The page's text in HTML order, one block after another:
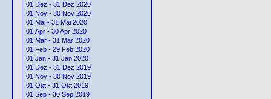
01.Dez - 31 Dez 2020
01.Nov - 30 Nov 2020
01.Mai - 31 Mai 2020
01.Apr - 30 Apr 2020
01.Mär - 31 Mär 2020
01.Feb - 29 Feb 2020
01.Jan - 31 Jan 2020
01.Dez - 31 Dez 2019
01.Nov - 30 Nov 2019
01.Okt - 31 Okt 2019
01.Sep - 30 Sep 2019